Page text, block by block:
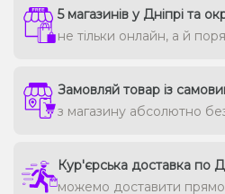
5 магазинів у Дніпрі та
не тільки онлайн, а й
Замовляй товар із
з магазину абсолютно
Кур'єрська доставка по
можемо доставити